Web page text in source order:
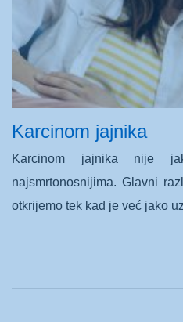
Karcinom jajnika
Karcinom jajnika nije
najsmrtonosnijima. Glavni
otkrijemo tek kad je već jako